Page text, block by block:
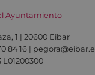
Ayuntamiento
1 | 20600 Eibar
84 16 |
L01200300